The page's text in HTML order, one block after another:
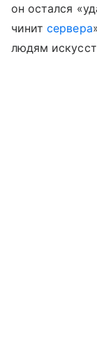
он остался
чинитсервера
людям